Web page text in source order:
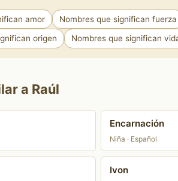
amor Nombres que significan fuerza
origen Nombres que significan
a Raúl
Encarnación
Niña · Español
Ivon